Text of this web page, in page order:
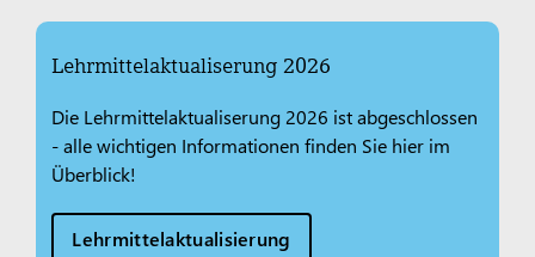
Lehrmittelaktualiserung 2026
Die Lehrmittelaktualiserung 2026 ist abgeschlossen
- alle wichtigen Informationen finden Sie hier im
Überblick!
Lehrmittelaktualisierung